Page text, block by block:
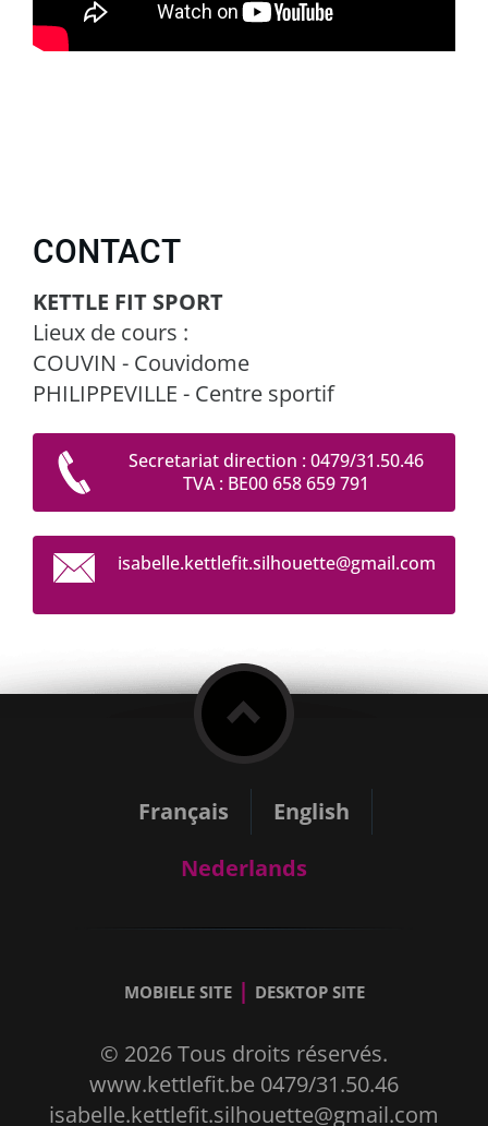
CONTACT
KETTLE FIT SPORT
Lieux de cours :
COUVIN - Couvidome
PHILIPPEVILLE - Centre sportif
Secretariat direction : 0479/31.50.46
TVA : BE00 658 659 791
isabelle.kettlefit.silhouette@gmail.com
Français
English
Nederlands
MOBIELE SITE | DESKTOP SITE
© 2026 Tous droits réservés.
www.kettlefit.be 0479/31.50.46
isabelle.kettlefit.silhouette@gmail.com